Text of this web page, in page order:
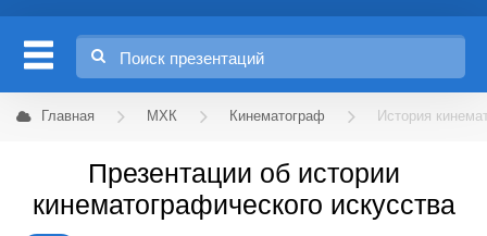
Главная МХК Кинематограф История
Презентации об истории
кинематографического искусства